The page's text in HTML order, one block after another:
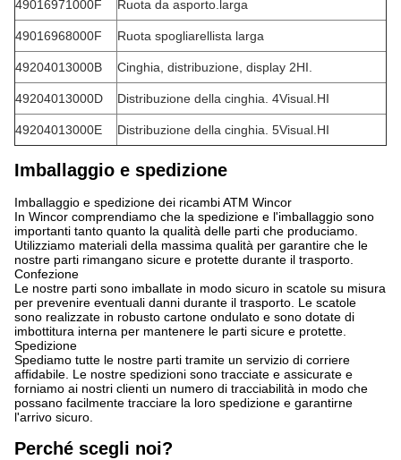
49016971000F Ruota da asporto.larga
49016968000F Ruota spogliarellista larga
49204013000B Cinghia, distribuzione, display 2HI.
49204013000D Distribuzione della cinghia. 4Visual.HI
49204013000E Distribuzione della cinghia. 5Visual.HI
Imballaggio e spedizione
Imballaggio e spedizione dei ricambi ATM Wincor
In Wincor comprendiamo che la spedizione e l'imballaggio sono
importanti tanto quanto la qualità delle parti che produciamo.
Utilizziamo materiali della massima qualità per garantire che le
nostre parti rimangano sicure e protette durante il trasporto.
Confezione
Le nostre parti sono imballate in modo sicuro in scatole su misura
per prevenire eventuali danni durante il trasporto. Le scatole
sono realizzate in robusto cartone ondulato e sono dotate di
imbottitura interna per mantenere le parti sicure e protette.
Spedizione
Spediamo tutte le nostre parti tramite un servizio di corriere
affidabile. Le nostre spedizioni sono tracciate e assicurate e
forniamo ai nostri clienti un numero di tracciabilità in modo che
possano facilmente tracciare la loro spedizione e garantirne
l'arrivo sicuro.
Perché scegli noi?